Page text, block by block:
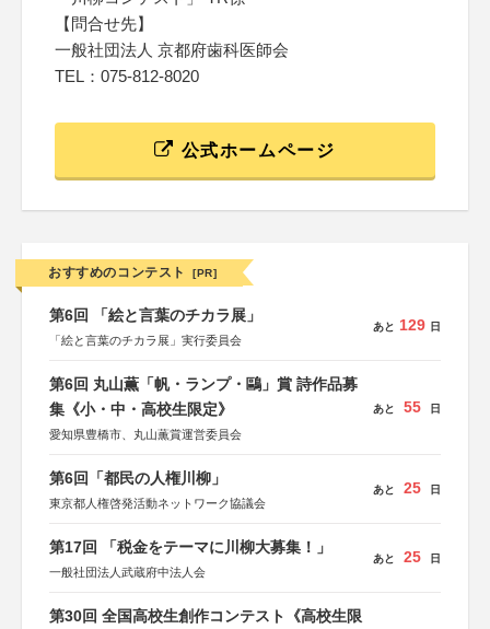
【問合せ先】
一般社団法人 京都府歯科医師会
TEL：075-812-8020
公式ホームページ
おすすめのコンテスト [PR]
第6回 「絵と言葉のチカラ展」
「絵と言葉のチカラ展」実行委員会
あと 129 日
第6回 丸山薫「帆・ランプ・鷗」賞 詩作品募
集《小・中・高校生限定》
愛知県豊橋市、丸山薫賞運営委員会
あと 55 日
第6回「都民の人権川柳」
東京都人権啓発活動ネットワーク協議会
あと 25 日
第17回 「税金をテーマに川柳大募集！」
一般社団法人武蔵府中法人会
あと 25 日
第30回 全国高校生創作コンテスト《高校生限